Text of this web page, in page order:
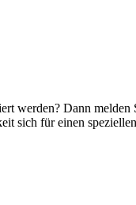
werden? Dann
sich für einen